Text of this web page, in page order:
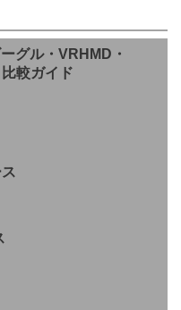
グル・VRHMD・
較ガイド